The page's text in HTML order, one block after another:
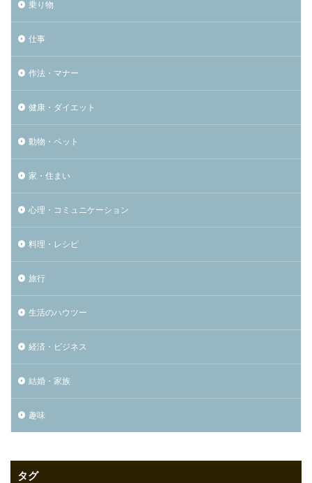
乗り物
仕事
作法・マナー
健康・ダイエット
動物・ペット
家・住まい
心理・コミュニケーション
料理・レシピ
旅行
生活のハウツー
経済・ビジネス
結婚・家族
趣味
タグ